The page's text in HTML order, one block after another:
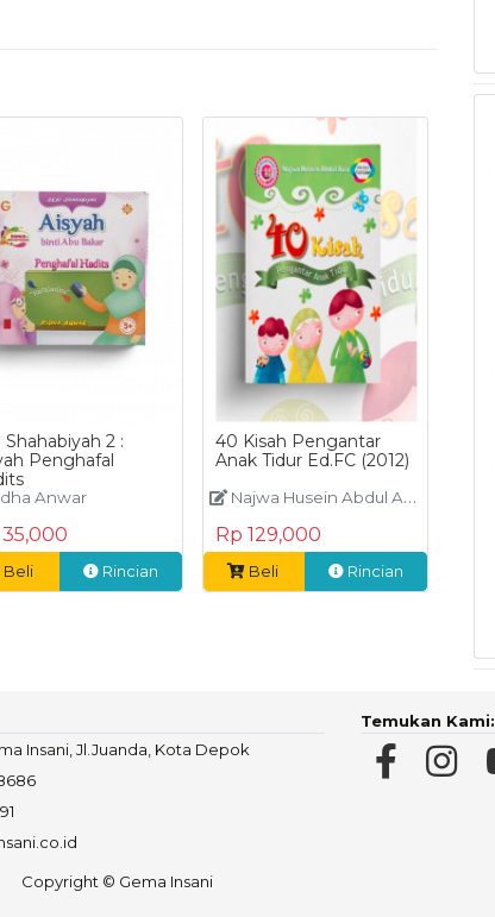
Shahabiyah 2 :
Penghafal
Anwar
Beli Rincian
40 Kisah Pengantar
Anak Tidur Ed.FC (2012)
Najwa Husein Abdul Aziz
Rp 129,000
Beli Rincian
Insani, Jl.Juanda, Kota Depok
Temukan Kami:
Copyright © Gema Insani